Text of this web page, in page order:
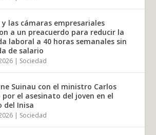
y las cámaras empresariales
a un preacuerdo para reducir la
laboral a 40 horas semanales sin
de salario
| Sociedad
Suinau con el ministro Carlos
por el asesinato del joven en el
del Inisa
| Sociedad